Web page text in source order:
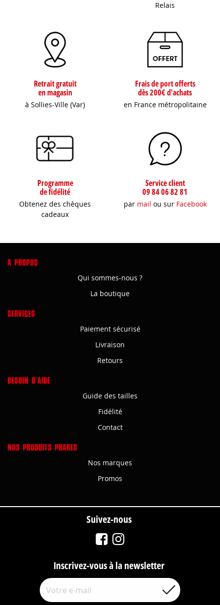
Relais
Retrait gratuit
en magasin
à Sollies-Ville (Var)
Frais de port offerts
dès 200€ d'achats
en France métropolitaine
Programme
de fidélité
Obtenez des chèques
cadeaux
Service client
09 84 06 82 81
par mail ou sur Facebook
A PROPOS
Qui sommes-nous ?
La boutique
SERVICES
Paiement sécurisé
Livraison
Retours
BESOIN D'AIDE
Guide des tailles
Fidélité
Contact
NOS PRODUITS PHARES
Nos marques
Promos
Suivez-nous
Inscrivez-vous à la newsletter